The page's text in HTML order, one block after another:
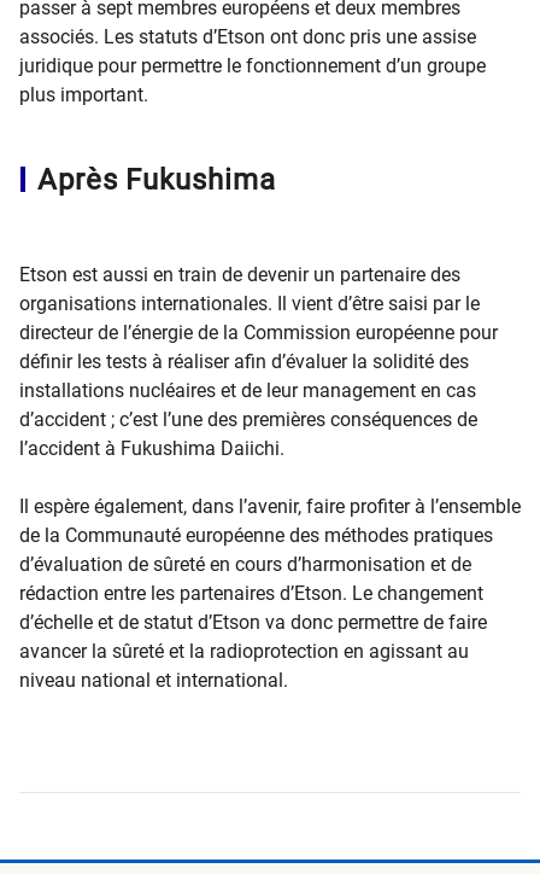
passer à sept membres européens et deux membres
associés. Les statuts d’Etson ont donc pris une assise
juridique pour permettre le fonctionnement d’un groupe
plus important.
Après Fukushima
Etson est aussi en train de devenir un partenaire des
organisations internationales. Il vient d’être saisi par le
directeur de l’énergie de la Commission européenne pour
définir les tests à réaliser afin d’évaluer la solidité des
installations nucléaires et de leur management en cas
d’accident ; c’est l’une des premières conséquences de
l’accident à Fukushima Daiichi.
Il espère également, dans l’avenir, faire profiter à l’ensemble
de la Communauté européenne des méthodes pratiques
d’évaluation de sûreté en cours d’harmonisation et de
rédaction entre les partenaires d’Etson. Le changement
d’échelle et de statut d’Etson va donc permettre de faire
avancer la sûreté et la radioprotection en agissant au
niveau national et international.